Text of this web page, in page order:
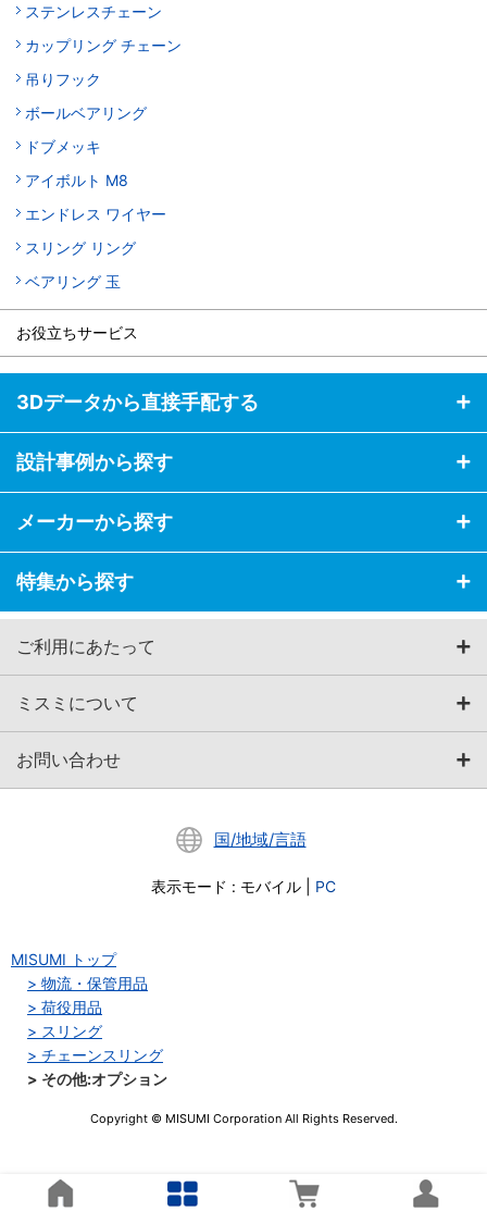
ステンレスチェーン
カップリング チェーン
吊りフック
ボールベアリング
ドブメッキ
アイボルト M8
エンドレス ワイヤー
スリング リング
ベアリング 玉
お役立ちサービス
3Dデータから直接手配する
設計事例から探す
メーカーから探す
特集から探す
ご利用にあたって
ミスミについて
お問い合わせ
国/地域/言語
表示モード : モバイル PC
MISUMI トップ
物流・保管用品
荷役用品
スリング
チェーンスリング
その他:オプション
Copyright © MISUMI Corporation All Rights Reserved.